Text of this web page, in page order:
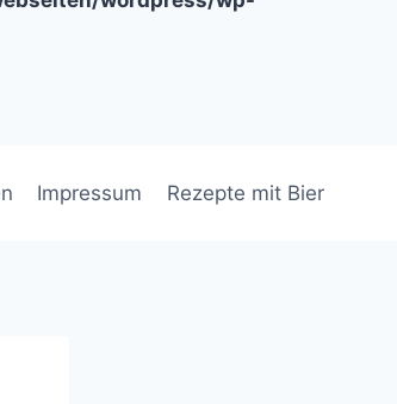
Impressum Rezepte mit Bier